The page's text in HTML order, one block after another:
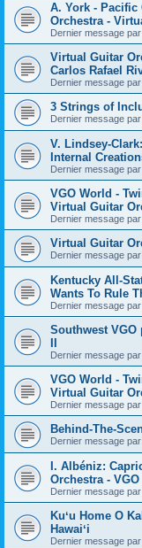
A. York - Pacific
Orchestra -
Dernier message par
Virtual Guitar
Carlos Rafael
Dernier message par
3 Strings of
Dernier message par
V. Lindsey-
Internal
Dernier message par
VGO World -
Virtual Guitar
Dernier message par
Virtual Guitar
Dernier message par
Kentucky All-
Wants To Rule
Dernier message par
Southwest
Dernier message par
VGO World -
Virtual Guitar
Dernier message par
Behind-The-
Dernier message par
I. Albéniz:
Orchestra - VGO
Dernier message par
Kuʻu Home O
Hawaiʻi
Dernier message par